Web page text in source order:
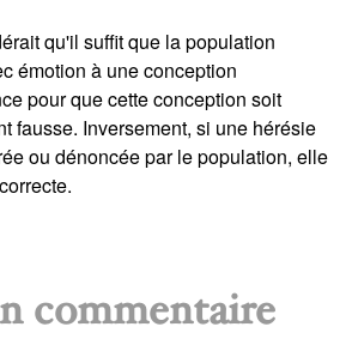
qu'il suffit que la population
émotion à une conception
pour que cette conception soit
fausse. Inversement, si une hérésie
ou dénoncée par le population, elle
commentaire